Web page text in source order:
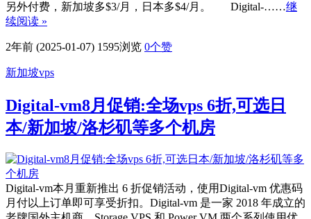
另外付费，新加坡多$3/月，日本多$4/月。 Digital-……继
续阅读 »
2年前 (2025-01-07) 1595浏览 0个赞
新加坡vps
Digital-vm8月促销:全场vps 6折,可选日
本/新加坡/洛杉矶等多个机房
Digital-vm本月重新推出 6 折促销活动，使用Digital-vm 优惠码
月付以上订单即可享受折扣。Digital-vm 是一家 2018 年成立的